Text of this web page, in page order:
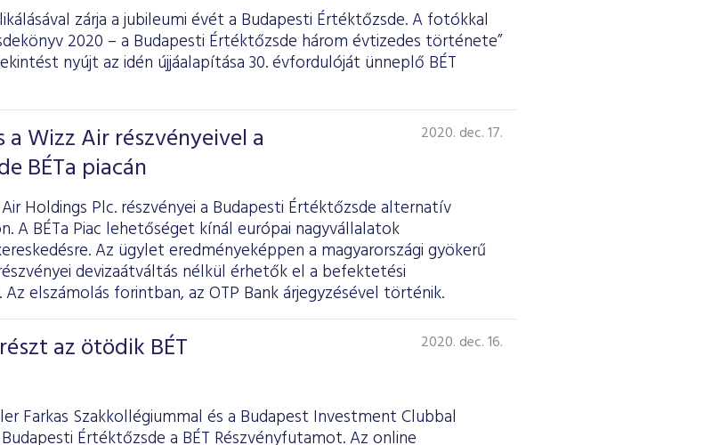
zárja a jubileumi évét a Budapesti Értéktőzsde. A fotókkal
2020 – a Budapesti Értéktőzsde három évtizedes története”
nyújt az idén újjáalapítása 30. évfordulóját ünneplő BÉT
Wizz Air részvényeivel a
BÉTa piacán
2020. dec. 17.
Holdings Plc. részvényei a Budapesti Értéktőzsde alternatív
A BÉTa Piac lehetőséget kínál európai nagyvállalatok
Az ügylet eredményeképpen a magyarországi gyökerű
devizaátváltás nélkül érhetők el a befektetési
elszámolás forintban, az OTP Bank árjegyzésével történik.
az ötödik BÉT
2020. dec. 16.
Farkas Szakkollégiummal és a Budapest Investment Clubbal
Értéktőzsde a BÉT Részvényfutamot. Az online